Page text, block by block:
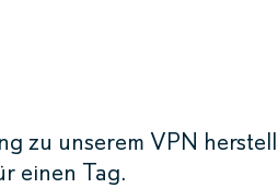
zu unserem VPN
einen Tag.